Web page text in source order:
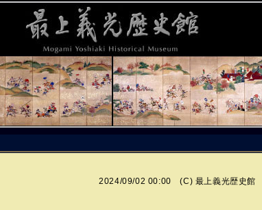
2024/09/02 00:00 (C) 最上義光歴史館